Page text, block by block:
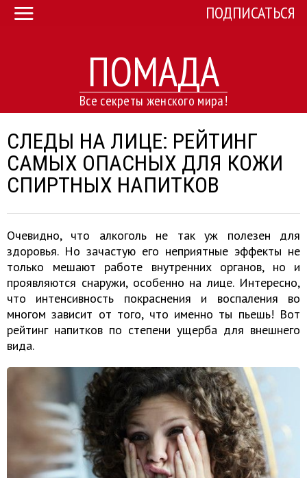
ПОМАДА
Все секреты женского мира!
ПОДПИСАТЬСЯ
СЛЕДЫ НА ЛИЦЕ: РЕЙТИНГ
САМЫХ ОПАСНЫХ ДЛЯ КОЖИ
СПИРТНЫХ НАПИТКОВ
Очевидно, что алкоголь не так уж полезен для
здоровья. Но зачастую его неприятные эффекты не
только мешают работе внутренних органов, но и
проявляются снаружи, особенно на лице. Интересно,
что интенсивность покраснения и воспаления во
многом зависит от того, что именно ты пьешь! Вот
рейтинг напитков по степени ущерба для внешнего
вида.